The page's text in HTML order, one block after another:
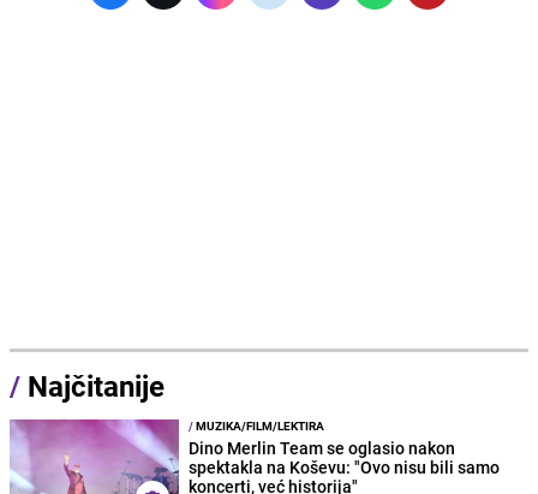
/ Najčitanije
/MUZIKA/FILM/LEKTIRA
Dino Merlin Team se oglasio nakon
spektakla na Koševu: "Ovo nisu bili samo
koncerti, već historija"